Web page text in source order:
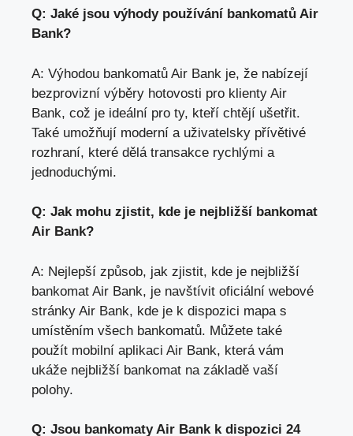
Q: Jaké jsou výhody používání bankomatů Air
Bank?
A: Výhodou bankomatů Air Bank je, že nabízejí
bezprovizní výběry hotovosti pro klienty Air
Bank, což je ideální pro ty, kteří chtějí ušetřit.
Také umožňují moderní a uživatelsky přívětivé
rozhraní, které dělá transakce rychlými a
jednoduchými.
Q: Jak mohu zjistit, kde je nejbližší bankomat
Air Bank?
A: Nejlepší způsob, jak zjistit, kde je nejbližší
bankomat Air Bank, je navštívit oficiální webové
stránky Air Bank, kde je k dispozici mapa s
umístěním všech bankomatů. Můžete také
použít mobilní aplikaci Air Bank, která vám
ukáže nejbližší bankomat na základě vaší
polohy.
Q: Jsou bankomaty Air Bank k dispozici 24